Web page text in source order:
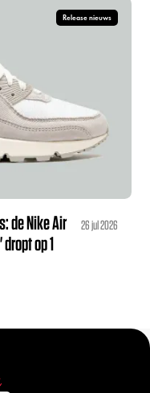
Release nieuws
de Nike Air
op 1
26 jul 2026